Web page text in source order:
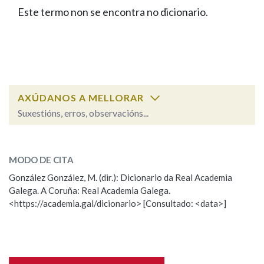
FIGURAS HOMENAXEADAS
PORTAL DAS PALABRAS
Facebook
TwitterYoutubeInstagram
Bluesky
BUSCAR NOS LEMAS
Remata por
BUSCAR NO CONTIDO
Nas definicións
Este termo non se encontra no dicionario.
AXÚDANOS A MELLORAR
Suxestións, erros, observacións...
Observación
Nome
MODO DE CITA
González González, M. (dir.): Dicionario da Real Academia
Galega. A Coruña: Real Academia Galega.
<https://academia.gal/dicionario> [Consultado: <data>]